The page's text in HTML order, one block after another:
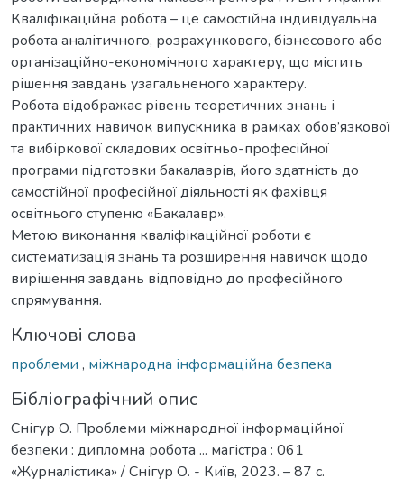
Кваліфікаційна робота – це самостійна індивідуальна
робота аналітичного, розрахункового, бізнесового або
організаційно-економічного характеру, що містить
рішення завдань узагальненого характеру.
Робота відображає рівень теоретичних знань і
практичних навичок випускника в рамках обов’язкової
та вибіркової складових освітньо-професійної
програми підготовки бакалаврів, його здатність до
самостійної професійної діяльності як фахівця
освітнього ступеню «Бакалавр».
Метою виконання кваліфікаційної роботи є
систематизація знань та розширення навичок щодо
вирішення завдань відповідно до професійного
спрямування.
Ключові слова
проблеми , міжнародна інформаційна безпека
Бібліографічний опис
Снігур О. Проблеми міжнародної інформаційної
безпеки : дипломна робота ... магістра : 061
«Журналістика» / Снігур О. - Київ, 2023. – 87 с.